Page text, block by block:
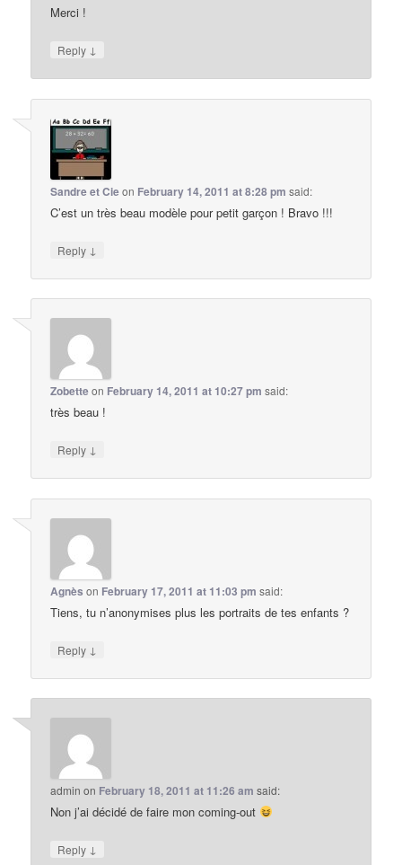
Merci !
Reply ↓
Sandre et Cieon February 14, 2011 at 8:28 pm said:
C’est un très beau modèle pour petit garçon ! Bravo !!!
Reply ↓
Zobetteon February 14, 2011 at 10:27 pm said:
très beau !
Reply ↓
Agnès on February 17, 2011 at 11:03 pm said:
Tiens, tu n’anonymises plus les portraits de tes enfants ?
Reply ↓
admin on February 18, 2011 at 11:26 am said:
Non j’ai décidé de faire mon coming-out
Reply ↓